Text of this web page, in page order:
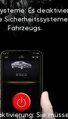
Es
Fahrzeugs.
Sie